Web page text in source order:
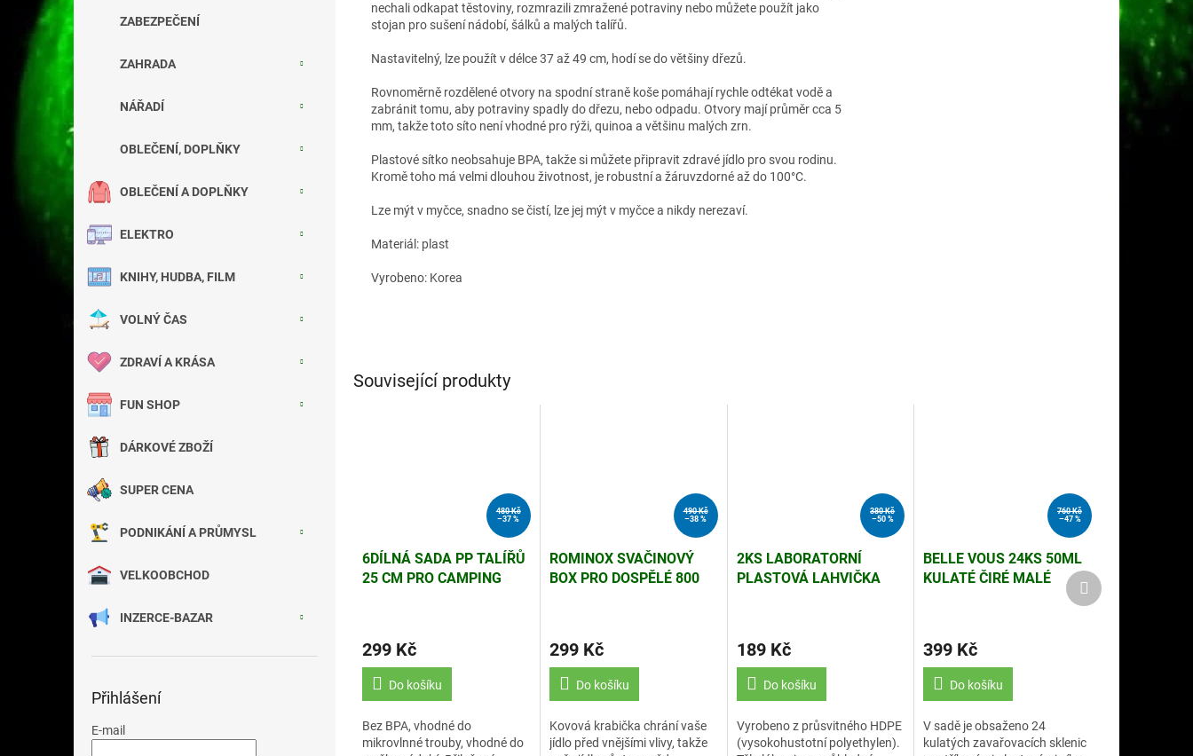
ZABEZPEČENÍ
ZAHRADA
NÁŘADÍ
OBLEČENÍ, DOPLŇKY
OBLEČENÍ A DOPLŇKY
ELEKTRO
KNIHY, HUDBA, FILM
VOLNÝ ČAS
ZDRAVÍ A KRÁSA
FUN SHOP
DÁRKOVÉ ZBOŽÍ
SUPER CENA
PODNIKÁNÍ A PRŮMYSL
VELKOOBCHOD
INZERCE-BAZAR
Přihlášení
E-mail
nechali odkapat těstoviny, rozmrazili zmražené potraviny nebo můžete použít jako
stojan pro sušení nádobí, šálků a malých talířů.
Nastavitelný, lze použít v délce 37 až 49 cm, hodí se do většiny dřezů.
Rovnoměrně rozdělené otvory na spodní straně koše pomáhají rychle odtékat vodě a
zabránit tomu, aby potraviny spadly do dřezu, nebo odpadu. Otvory mají průměr cca 5
mm, takže toto síto není vhodné pro rýži, quinoa a většinu malých zrn.
Plastové sítko neobsahuje BPA, takže si můžete připravit zdravé jídlo pro svou rodinu.
Kromě toho má velmi dlouhou životnost, je robustní a žáruvzdorné až do 100°C.
Lze mýt v myčce, snadno se čistí, lze jej mýt v myčce a nikdy nerezaví.
Materiál: plast
Vyrobeno: Korea
Související produkty
480 Kč
–37 %
6DÍLNÁ SADA PP TALÍŘŮ
25 CM PRO CAMPING
299 Kč
Do košíku
Bez BPA, vhodné do
mikrovlnné trouby, vhodné do
490 Kč
–38 %
ROMINOX SVAČINOVÝ
BOX PRO DOSPĚLÉ 800
299 Kč
Do košíku
Kovová krabička chrání vaše
jídlo před vnějšími vlivy, takže
380 Kč
–50 %
2KS LABORATORNÍ
PLASTOVÁ LAHVIČKA
189 Kč
Do košíku
Vyrobeno z průsvitného HDPE
(vysokohustotní polyethylen).
760 Kč
–47 %
BELLE VOUS 24KS 50ML
KULATÉ ČIRÉ MALÉ
399 Kč
Do košíku
V sadě je obsaženo 24
kulatých zavařovacích sklenic
Další
produkt